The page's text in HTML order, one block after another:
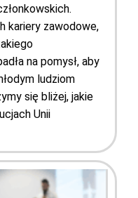
kariery zawodowe,
na pomysł, aby
ludziom
się bliżej, jakie
Unii